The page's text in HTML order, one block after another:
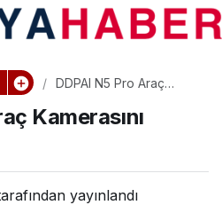
DDPAI N5 Pro Araç
Sürdü
Kamerasını
yayınlandı